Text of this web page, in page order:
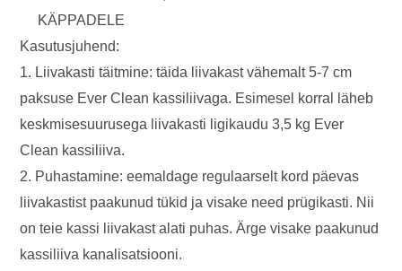
KÄPPADELE
Kasutusjuhend:
1. Liivakasti täitmine: täida liivakast vähemalt 5-7 cm
paksuse Ever Clean kassiliivaga. Esimesel korral läheb
keskmisesuurusega liivakasti ligikaudu 3,5 kg Ever
Clean kassiliiva.
2. Puhastamine: eemaldage regulaarselt kord päevas
liivakastist paakunud tükid ja visake need prügikasti. Nii
on teie kassi liivakast alati puhas. Ärge visake paakunud
kassiliiva kanalisatsiooni.